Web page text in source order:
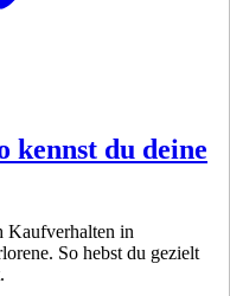
kennst du deine
Kaufverhalten in
So hebst du gezielt